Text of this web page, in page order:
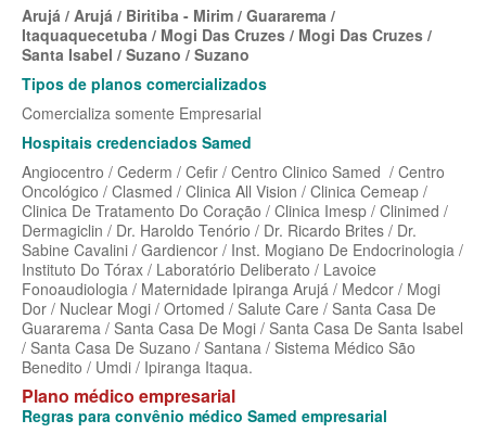
MEDICAL HEALTH PLANO DE SAÚDE EMPRESARIAL
MED TOUR PLANO DE SAÚDE EMPRESARIAL
NOTREDAME PLANO DE SAÚDE EMPRESARIAL
OMINT PLANO DE SAÚDE EMPRESARIAL
ONE HEALTH PLANO DE SAÚDE EMPRESARIAL
PLENA PLANO DE SAÚDE EMPRESARIAL
PORTO SEGURO PLANO DE SAÚDE EMPRESARIAL
SAMED PLANO DE SAÚDE EMPRESARIAL
SANTA CASA DE MAUÁ PLANO DE SAÚDE EMPRESARIAL
SANTARIS PLANO DE SAÚDE EMPRESARIAL
PLANO DE SAÚDE INDIVIDUAL
Arujá / Arujá / Biritiba - Mirim / Guararema /
Itaquaquecetuba / Mogi Das Cruzes / Mogi Das Cruzes /
Santa Isabel / Suzano / Suzano
Tipos de planos comercializados
Comercializa somente Empresarial
Hospitais credenciados Samed
Angiocentro / Cederm / Cefir / Centro Clinico Samed / Centro
Oncológico / Clasmed / Clinica All Vision / Clinica Cemeap /
Clinica De Tratamento Do Coração / Clinica Imesp / Clinimed /
Dermagiclin / Dr. Haroldo Tenório / Dr. Ricardo Brites / Dr.
Sabine Cavalini / Gardiencor / Inst. Mogiano De Endocrinologia /
Instituto Do Tórax / Laboratório Deliberato / Lavoice
Fonoaudiologia / Maternidade Ipiranga Arujá / Medcor / Mogi
Dor / Nuclear Mogi / Ortomed / Salute Care / Santa Casa De
Guararema / Santa Casa De Mogi / Santa Casa De Santa Isabel
/ Santa Casa De Suzano / Santana / Sistema Médico São
Benedito / Umdi / Ipiranga Itaqua.
Plano médico empresarial
Regras para convênio médico Samed empresarial